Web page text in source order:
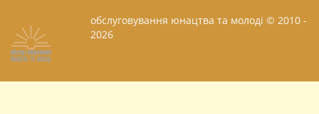
обслуговування юнацтва та молоді © 2010 -
2026